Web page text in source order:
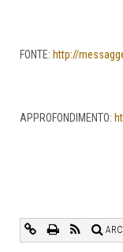
FONTE: http://
APPROFONDIMENTO: